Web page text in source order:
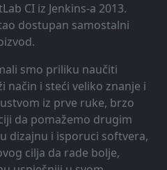
CI iz Jenkins-a 2013.
dostupan samostalni
smo priliku naučiti
način i steći veliko znanje i
iz prve ruke, brzo
da pomažemo drugim
dizajnu i isporuci softvera,
cilja da rade bolje,